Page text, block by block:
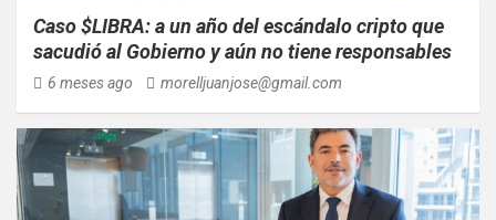
Caso $LIBRA: a un año del escándalo cripto que
sacudió al Gobierno y aún no tiene responsables
6 meses ago morelljuanjose@gmail.com